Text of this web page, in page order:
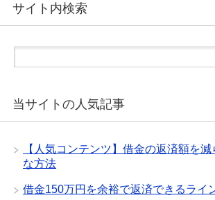
サイト内検索
当サイトの人気記事
【人気コンテンツ】借金の返済額を
な方法
借金150万円を余裕で返済できるライ